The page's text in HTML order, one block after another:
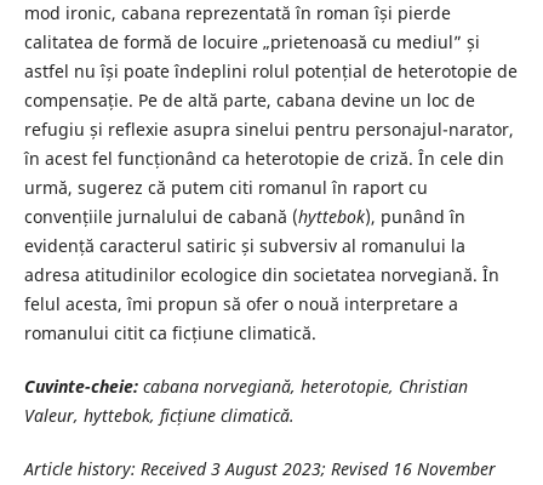
mod ironic, cabana reprezentată în roman își pierde
calitatea de formă de locuire „prietenoasă cu mediul” și
astfel nu își poate îndeplini rolul potențial de heterotopie de
compensație. Pe de altă parte, cabana devine un loc de
refugiu și reflexie asupra sinelui pentru personajul-narator,
în acest fel funcționând ca heterotopie de criză. În cele din
urmă, sugerez că putem citi romanul în raport cu
convențiile jurnalului de cabană (hyttebok), punând în
evidență caracterul satiric și subversiv al romanului la
adresa atitudinilor ecologice din societatea norvegiană. În
felul acesta, îmi propun să ofer o nouă interpretare a
romanului citit ca ficțiune climatică.
Cuvinte-cheie: cabana norvegiană, heterotopie, Christian
Valeur, hyttebok, ficțiuneclimatică.
Article history: Received 3August 2023; Revised 16 November